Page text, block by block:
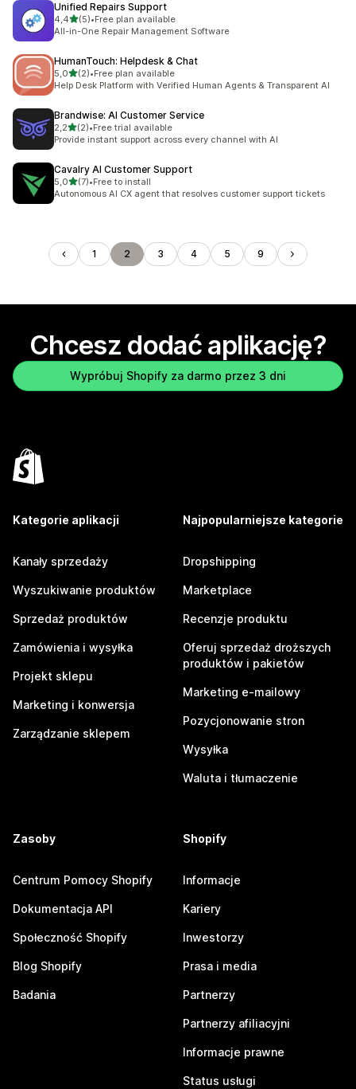
Unified Repairs Support
4,4na 5 gwiazdek
(5)
Łączna liczba recenzji: 5
•Free plan available
All-in-One Repair Management Software
HumanTouch: Helpdesk & Chat
5,0na 5 gwiazdek
(2)
Łączna liczba recenzji: 2
•Free plan available
Help Desk Platform with Verified Human Agents & Transparent AI
Brandwise: AI Customer Service
2,2na 5 gwiazdek
(2)
Łączna liczba recenzji: 2
•Free trial available
Provide instant support across every channel with AI
Cavalry AI Customer Support
5,0na 5 gwiazdek
(7)
Łączna liczba recenzji: 7
•Free to install
Autonomous AI CX agent that resolves customer support tickets
1 2 3 4 5 9
Chcesz dodać aplikację?
Wypróbuj Shopify za darmo przez 3 dni
Kategorie aplikacji
Kanały sprzedaży
Wyszukiwanie produktów
Sprzedaż produktów
Zamówienia i wysyłka
Projekt sklepu
Marketing i konwersja
Zarządzanie sklepem
Najpopularniejsze kategorie
Dropshipping
Marketplace
Recenzje produktu
Oferuj sprzedaż droższych
produktów i pakietów
Marketing e-mailowy
Pozycjonowanie stron
Wysyłka
Waluta i tłumaczenie
Zasoby
Centrum Pomocy Shopify
Dokumentacja API
Społeczność Shopify
Blog Shopify
Badania
Shopify
Informacje
Kariery
Inwestorzy
Prasa i media
Partnerzy
Partnerzy afiliacyjni
Informacje prawne
Status usługi